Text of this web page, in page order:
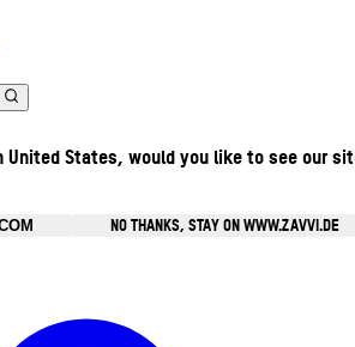
United States, would you like to see our
NO THANKS, STAY ON WWW.ZAVVI.DE